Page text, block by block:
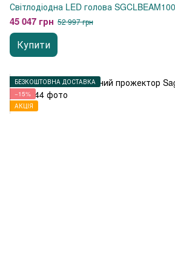
Світлодіодна LED голова SGCLBEAM100
45 047 грн 52 997 грн
Купити
БЕЗКОШТОВНА ДОСТАВКА
−15%
АКЦІЯ